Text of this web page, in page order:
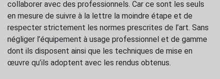
collaborer avec des professionnels. Car ce sont les seuls
en mesure de suivre à la lettre la moindre étape et de
respecter strictement les normes prescrites de l’art. Sans
négliger l’équipement à usage professionnel et de gamme
dont ils disposent ainsi que les techniques de mise en
œuvre qu’ils adoptent avec les rendus obtenus.